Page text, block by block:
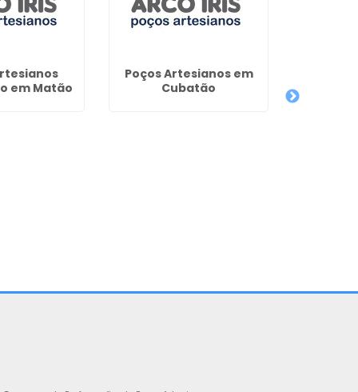
em Matão
Poços Artesianos em
Cubatão